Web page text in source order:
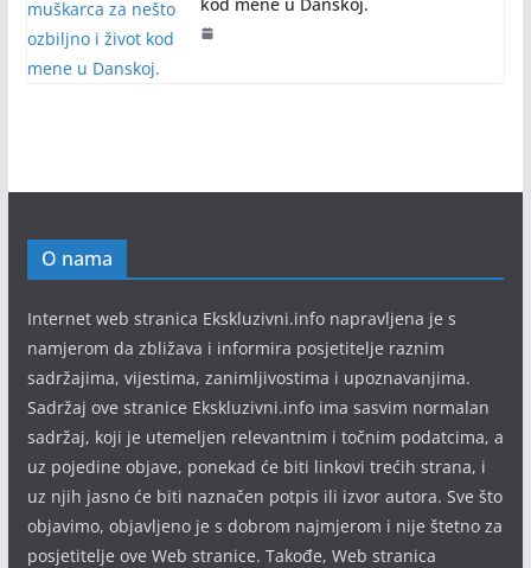
kod mene u Danskoj.
O nama
Internet web stranica Ekskluzivni.info napravljena je s
namjerom da zbližava i informira posjetitelje raznim
sadržajima, vijestima, zanimljivostima i upoznavanjima.
Sadržaj ove stranice Ekskluzivni.info ima sasvim normalan
sadržaj, koji je utemeljen relevantnim i točnim podatcima, a
uz pojedine objave, ponekad će biti linkovi trećih strana, i
uz njih jasno će biti naznačen potpis ili izvor autora. Sve što
objavimo, objavljeno je s dobrom najmjerom i nije štetno za
posjetitelje ove Web stranice. Takođe, Web stranica